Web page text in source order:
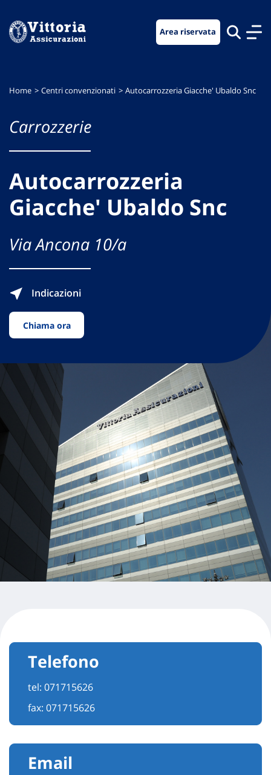
menu
contenuto
footer
Area riservata
Home Centri convenzionati Autocarrozzeria Giacche' Ubaldo Snc
Carrozzerie
Autocarrozzeria
Giacche' Ubaldo Snc
Via Ancona 10/a
Indicazioni
Chiama ora
Telefono
tel: 071715626
fax: 071715626
Email